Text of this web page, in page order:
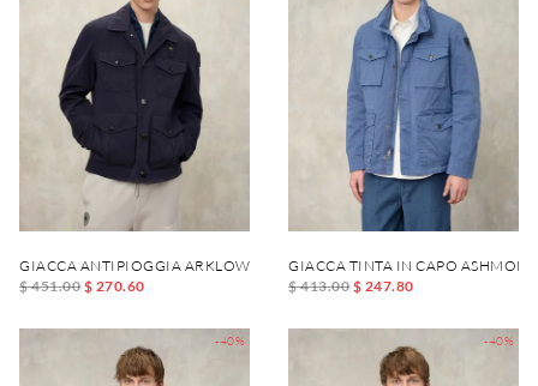
GIACCA ANTIPIOGGIA ARKLOW
$ 451.00 $ 270.60
GIACCA TINTA IN CAPO
$ 413.00 $ 247.80
-40% -40%